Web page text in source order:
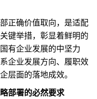
确价值取向，是适配
键举措，彰显着鲜明的
有企业发展的中坚力
企业发展方向、履职效
层面的落地成效。
部署的必然要求